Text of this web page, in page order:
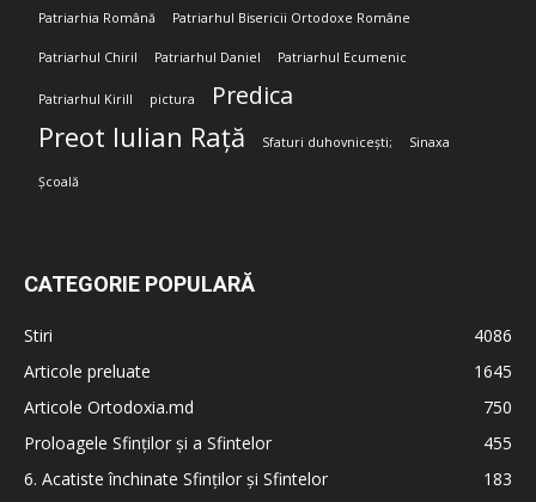
Patriarhia Română Patriarhul Bisericii Ortodoxe Române
Patriarhul Chiril Patriarhul Daniel Patriarhul Ecumenic
Patriarhul Kirill pictura Predica
Preot Iulian Rață Sfaturi duhovnicești; Sinaxa
Școală
CATEGORIE POPULARĂ
Stiri
4086
Articole preluate
1645
Articole Ortodoxia.md
750
Proloagele Sfinților și a Sfintelor
455
6. Acatiste închinate Sfinților și Sfintelor
183